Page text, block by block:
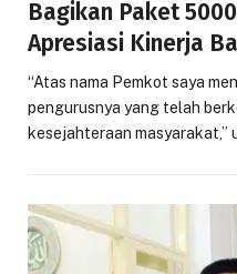
Bagikan Paket
Apresiasi Kinerja
“Atas nama Pemkot saya
pengurusnya yang telah
kesejahteraan masyarakat,”